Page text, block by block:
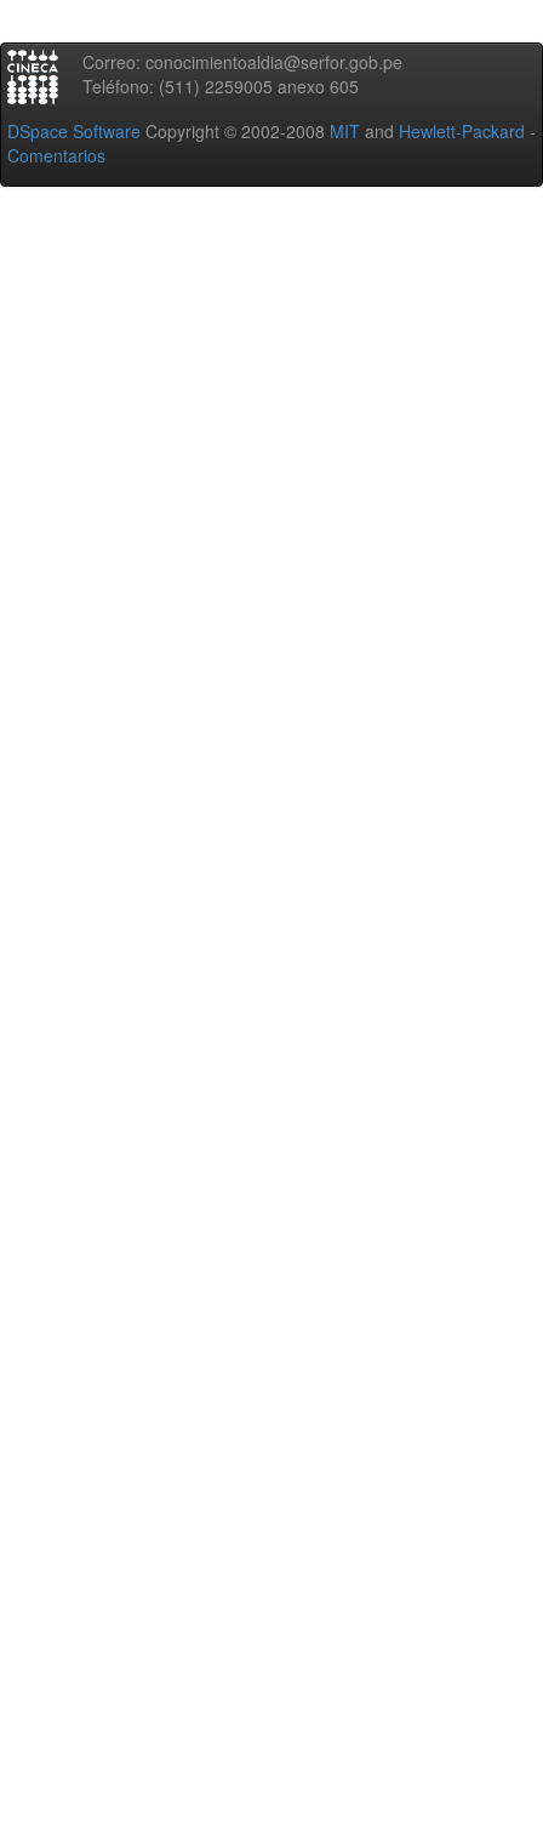
Correo: conocimientoaldia@serfor.gob.pe
Teléfono: (511) 2259005 anexo 605
DSpace Software Copyright © 2002-2008 MIT and Hewlett-Packard -
Comentarios